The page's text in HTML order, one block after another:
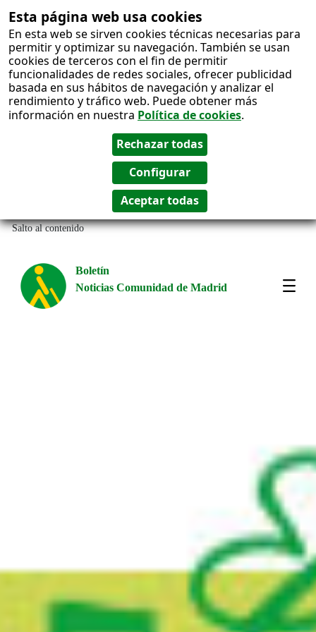
Esta página web usa cookies
En esta web se sirven cookies técnicas necesarias para
permitir y optimizar su navegación. También se usan
cookies de terceros con el fin de permitir
funcionalidades de redes sociales, ofrecer publicidad
basada en sus hábitos de navegación y analizar el
rendimiento y tráfico web. Puede obtener más
información en nuestra Política de cookies.
Salto al contenido
Boletín
Noticias Comunidad de Madrid